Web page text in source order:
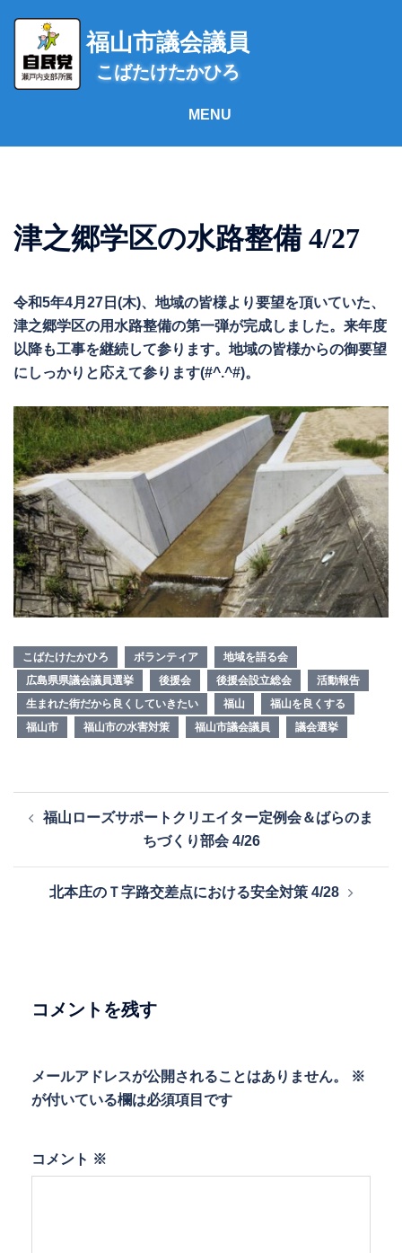
ス
福山市議会議員
こばたけたかひろ
津之郷学区の水路整備 4/27
令和5年4月27日(木)、地域の皆様より要望を頂いていた、
津之郷学区の用水路整備の第一弾が完成しました。来年度
以降も工事を継続して参ります。地域の皆様からの御要望
にしっかりと応えて参ります(#^.^#)。
こばたけたかひろ ボランティア
地域を語る会
広島県県議会議員選挙
後援会 後援会設立総会
活動報告
生まれた街だから良くしていきたい
福山
福山を良くする
福山市
福山市の水害対策 福山市議会議員 議会選挙
稿
ン
福山ローズサポートクリエイター定例会＆ばらのま
ちづくり部会 4/26
北本庄のＴ字路交差点における安全対策 4/28
コメントを残す
メールアドレスが公開されることはありません。
※
が付いている欄は必須項目です
コメント ※